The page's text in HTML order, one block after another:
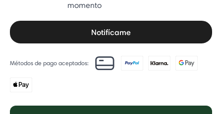
momento
Notifícame
Métodos de pago aceptados: